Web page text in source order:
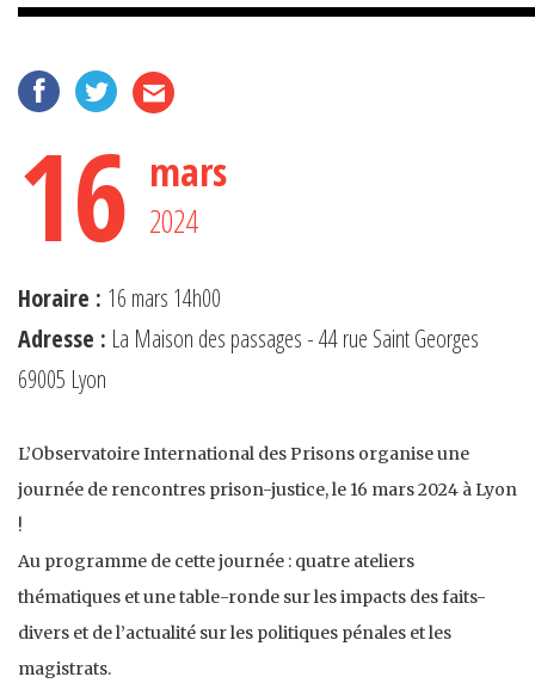
16 mars
2024
Horaire : 16 mars 14h00
Adresse : La Maison des passages - 44 rue Saint Georges
69005 Lyon
L’Observatoire International des Prisons organise une
journée de rencontres prison-justice, le 16 mars 2024 à Lyon
!
Au programme de cette journée : quatre ateliers
thématiques et une table-ronde sur les impacts des faits-
divers et de l’actualité sur les politiques pénales et les
magistrats.